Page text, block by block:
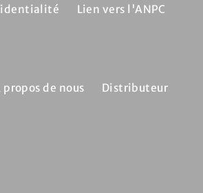
Lien vers l'ANPC
propos de nous Distributeur